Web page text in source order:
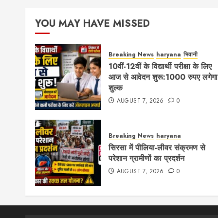
YOU MAY HAVE MISSED
Breaking News haryana भिवानी
10वीं-12वीं के विद्यार्थी परीक्षा के लिए
आज से आवेदन शुरू:1000 रुपए लगेगा
शुल्क
AUGUST 7, 2026 0
Breaking News haryana
सिरसा में पीलिया-लीवर संक्रमण से
परेशान ग्रामीणों का प्रदर्शन
AUGUST 7, 2026 0